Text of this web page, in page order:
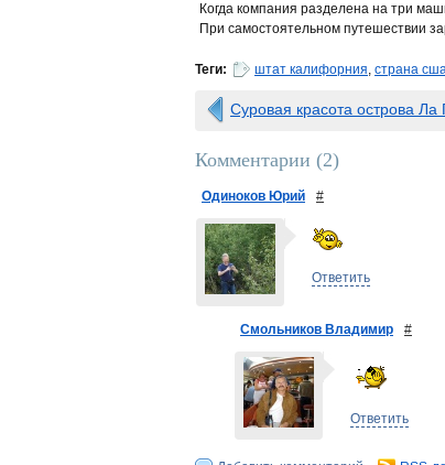
Когда компания разделена на три
При самостоятельном путешествии
Теги: штат калифорния, страна
Суровая красота острова Ла
Комментарии (2)
Одиноков Юрий #
Ответить
Смольников Владимир #
Ответить